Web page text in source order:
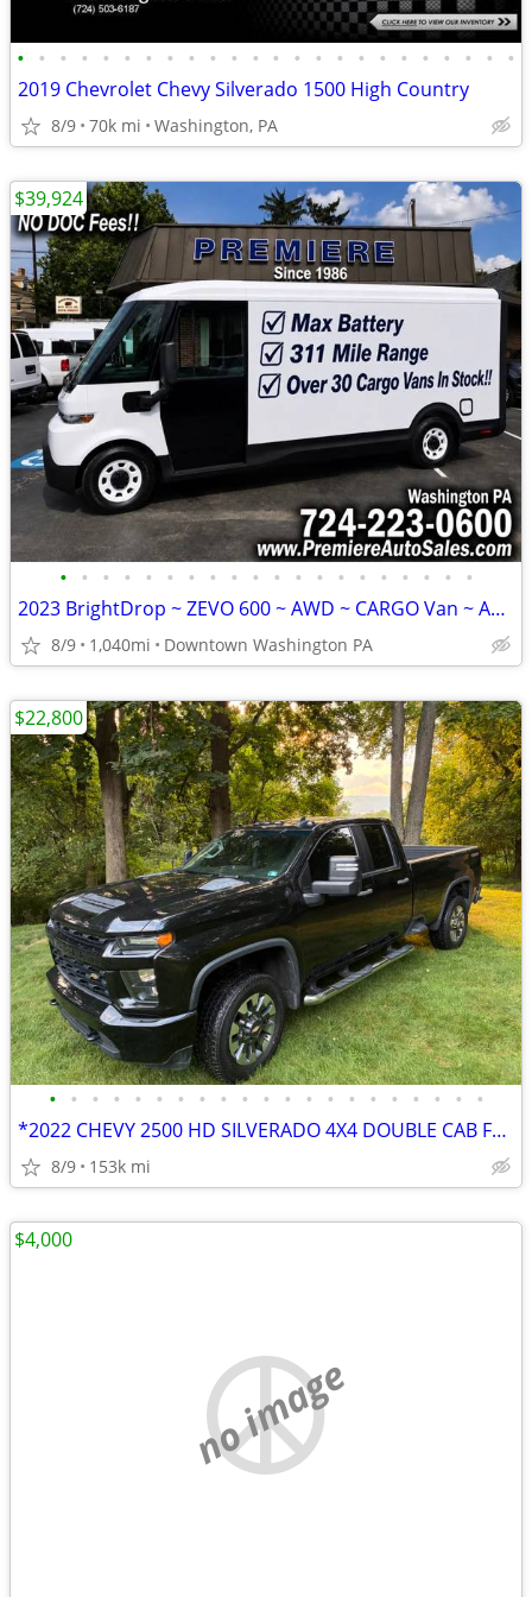
• • • • • • • • • • • • • • • • • • • • • • • •
2019 Chevrolet Chevy Silverado 1500 High Country
8/9 70k mi Washington, PA
• • • • • • • • • • • • • • • • • • • •
2023 BrightDrop ~ ZEVO 600 ~ AWD ~ CARGO Van ~ As New w/ ONLY 1k MILES
8/9 1,040mi Downtown Washington PA
$39,924
• • • • • • • • • • • • • • • • • • • • •
*2022 CHEVY 2500 HD SILVERADO 4X4 DOUBLE CAB FULL SIZE 8 BED*
8/9 153k mi
$22,800
no image
$4,000